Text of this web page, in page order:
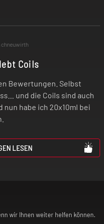
chneuwirth
Coils
Bewertungen. Selbst
und die Coils sind auch
nun habe ich 20x10ml bei
LESEN
wir Ihnen weiter helfen können.